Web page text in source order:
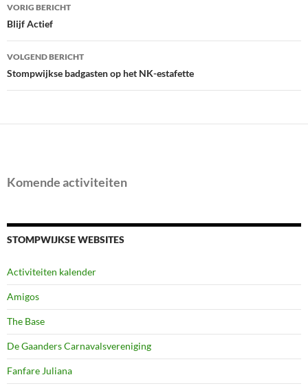
navigatie
VORIG BERICHT
Blijf Actief
VOLGEND BERICHT
Stompwijkse badgasten op het NK-estafette
Komende activiteiten
STOMPWIJKSE WEBSITES
Activiteiten kalender
Amigos
The Base
De Gaanders Carnavalsvereniging
Fanfare Juliana